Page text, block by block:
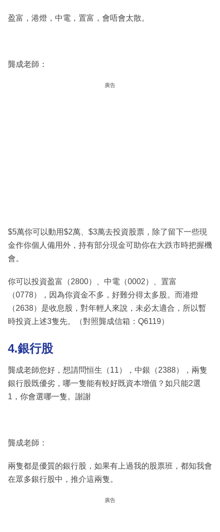
盈富，港燈，中電，置富，會唔會太散。
龔成老師：
廣告
$5萬你可以動用$2萬、$3萬去投資股票，除了留下一些現
金作你個人備用外，持有部分現金可助你在大跌市時把握機
會。
你可以投資盈富（2800）、中電（0002）、置富
（0778），因為你資金不多，好難分得太多股。而港燈
（2638）是收息股，對年輕人來說，未必太適合，所以暫
時投資上述3隻先。（對照龔成信箱：Q6119）
4.銀行股
龔成老師您好，想請問恒生（11），中銀（2388），兩隻
銀行股既優劣，哪一隻能有較好既資本增值？如只能2選
1，你會選哪一隻。謝謝
龔成老師：
兩隻都是優質的銀行股，如果有上過我的股票班，都知我會
在眾多銀行股中，推介這兩隻。
廣告